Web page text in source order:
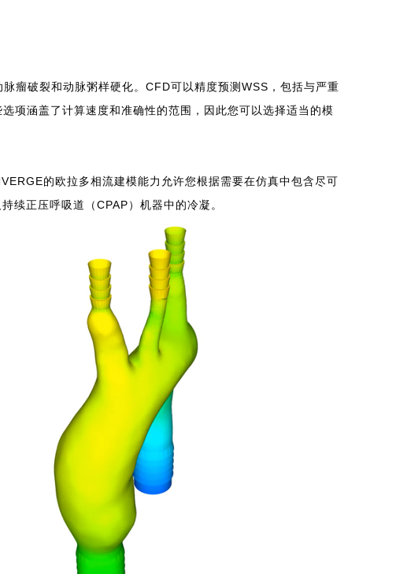
瘤破裂和动脉粥样硬化。CFD可以精度预测WSS，包括与严重
项涵盖了计算速度和准确性的范围，因此您可以选择适当的模
的欧拉多相流建模能力允许您根据需要在仿真中包含尽可
续正压呼吸道（CPAP）机器中的冷凝。